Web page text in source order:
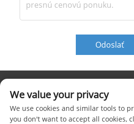
Odoslať
KONTAKTUJTE
Telefón: +86-
We value your privacy
We use cookies and similar tools to
you don't want to accept all cookies,